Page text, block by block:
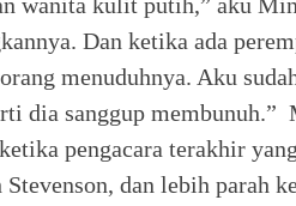
Dan ketika ada
menuduhnya. Aku
dia sanggup membunuh.”
pengacara terakhir
dan lebih parah